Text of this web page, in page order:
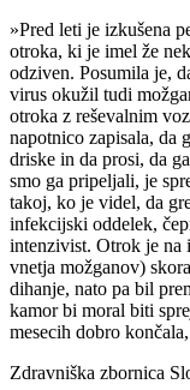
»Pred leti je izkušena
otroka, ki je imel že
odziven. Posumila je,
virus okužil tudi
otroka z reševalnim
napotnico zapisala, da
driske in da prosi, da
smo ga pripeljali, je
takoj, ko je videl, da
infekcijski oddelek,
intenzivist. Otrok je na
vnetja možganov)
dihanje, nato pa bil
kamor bi moral biti
mesecih dobro
Zdravniška zbornica